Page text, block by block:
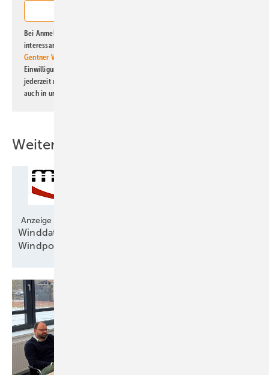
Bei Anmeldung zu diesem Newsletter bin ich damit einverstanden, über
interessante Verlags- und Online-Angebote
Gentner Verlag GmbH & Co. KG
Einwilligung kann ich jederzeit widerrufen und eine Abmeldung ist
jederzeit möglich. Informationen zum Umgang mit Daten finden Sie
auch in unserer
Weitere Inhalte
Anzeige
Winddatenportal gibt schnell Aufschluss über
Windpotenzial